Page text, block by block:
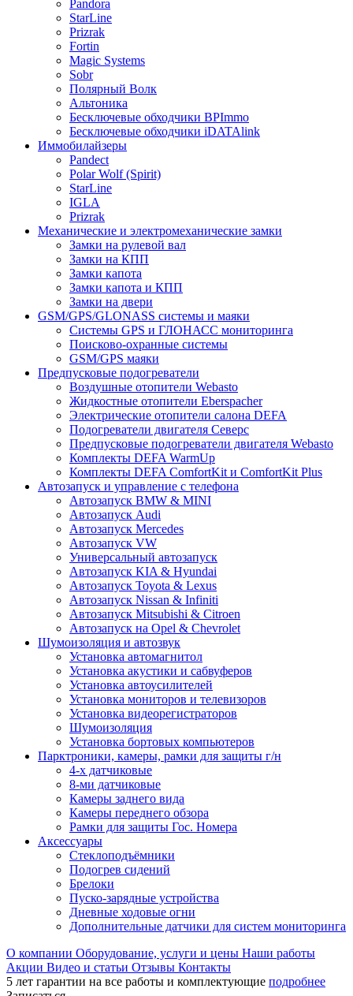
Pandora
StarLine
Prizrak
Fortin
Magic Systems
Sobr
Полярный Волк
Альтоника
Бесключевые обходчики BPImmo
Бесключевые обходчики iDATAlink
Иммобилайзеры
Pandect
Polar Wolf (Spirit)
StarLine
IGLA
Prizrak
Механические и электромеханические замки
Замки на рулевой вал
Замки на КПП
Замки капота
Замки капота и КПП
Замки на двери
GSM/GPS/GLONASS системы и маяки
Системы GPS и ГЛОНАСС мониторинга
Поисково-охранные системы
GSM/GPS маяки
Предпусковые подогреватели
Воздушные отопители Webasto
Жидкостные отопители Eberspacher
Электрические отопители салона DEFA
Подогреватели двигателя Северс
Предпусковые подогреватели двигателя Webasto
Комплекты DEFA WarmUp
Комплекты DEFA ComfortKit и ComfortKit Plus
Автозапуск и управление с телефона
Автозапуск BMW & MINI
Автозапуск Audi
Автозапуск Mercedes
Автозапуск VW
Универсальный автозапуск
Автозапуск KIA & Hyundai
Автозапуск Toyota & Lexus
Автозапуск Nissan & Infiniti
Автозапуск Mitsubishi & Citroen
Автозапуск на Opel & Chevrolet
Шумоизоляция и автозвук
Установка автомагнитол
Установка акустики и сабвуферов
Установка автоусилителей
Установка мониторов и телевизоров
Установка видеорегистраторов
Шумоизоляция
Установка бортовых компьютеров
Парктроники, камеры, рамки для защиты г/н
4-х датчиковые
8-ми датчиковые
Камеры заднего вида
Камеры переднего обзора
Рамки для защиты Гос. Номера
Аксессуары
Стеклоподъёмники
Подогрев сидений
Брелоки
Пуско-зарядные устройства
Дневные ходовые огни
Дополнительные датчики для систем мониторинга
О компании Оборудование, услуги и цены Наши работы
Акции Видео и статьи Отзывы Контакты
5 лет гарантии на все работы и комплектующие подробнее